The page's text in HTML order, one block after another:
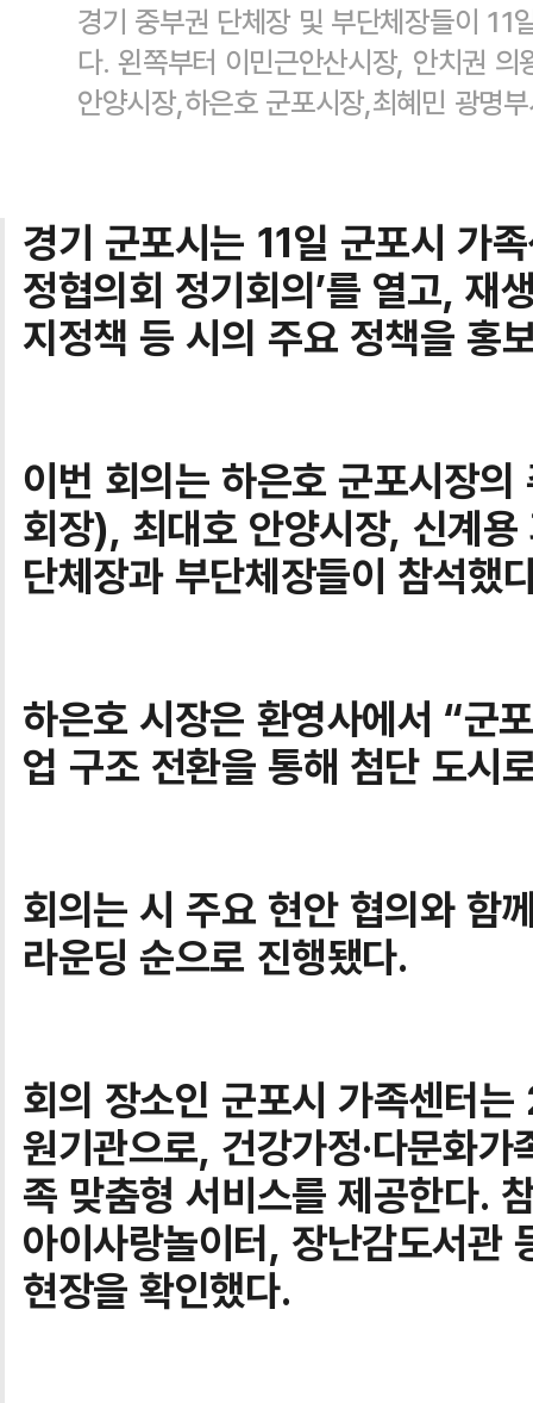
경기 중부권 단체장 및 부단체장들이 11
다. 왼쪽부터 이민근안산시장, 안치권
안양시장,하은호 군포시장,최혜민 광명
경기 군포시는 11일 군포시 가
정협의회 정기회의’를 열고, 재
지정책 등 시의 주요 정책을 홍
이번 회의는 하은호 군포시장
회장), 최대호 안양시장, 신계
단체장과 부단체장들이 참석했
하은호 시장은 환영사에서 “군
업 구조 전환을 통해 첨단 도시
회의는 시 주요 현안 협의와 함
라운딩 순으로 진행됐다.
회의 장소인 군포시 가족센터
원기관으로, 건강가정·다문화
족 맞춤형 서비스를 제공한다.
아이사랑놀이터, 장난감도서관
현장을 확인했다.